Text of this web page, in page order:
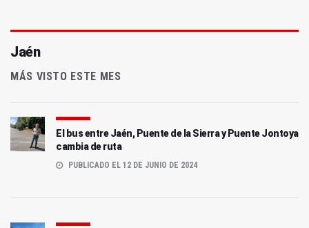
Jaén
MÁS VISTO ESTE MES
El bus entre Jaén, Puente de la Sierra y Puente Jontoya
cambia de ruta
PUBLICADO EL 12 DE JUNIO DE 2024